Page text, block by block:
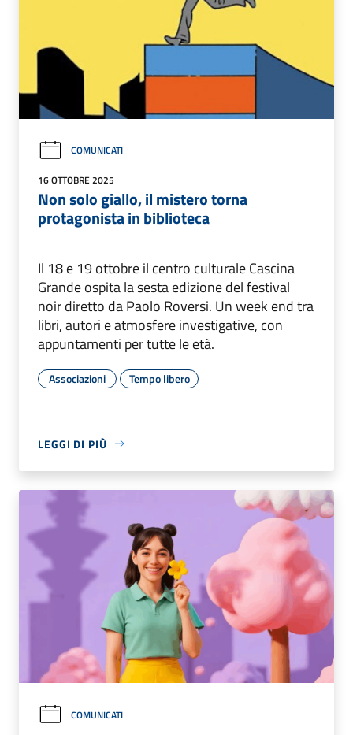
COMUNICATI
16 OTTOBRE 2025
Non solo giallo, il mistero torna
protagonista in biblioteca
Il 18 e 19 ottobre il centro culturale Cascina
Grande ospita la sesta edizione del festival
noir diretto da Paolo Roversi. Un week end tra
libri, autori e atmosfere investigative, con
appuntamenti per tutte le età.
Associazioni Tempo libero
LEGGI DI PIÙ
COMUNICATI